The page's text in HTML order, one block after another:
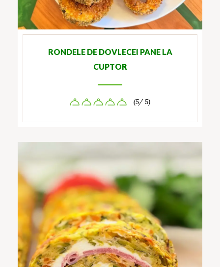
RONDELE DE DOVLECEI PANE LA
CUPTOR
(5/ 5)